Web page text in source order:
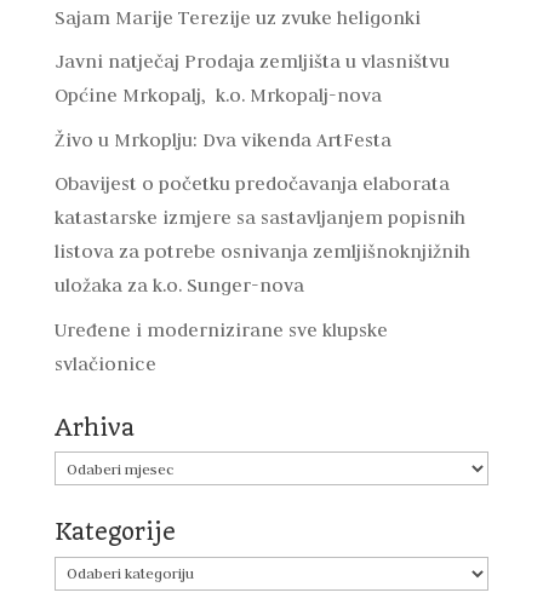
Sajam Marije Terezije uz zvuke heligonki
Javni natječaj Prodaja zemljišta u vlasništvu
Općine Mrkopalj, k.o. Mrkopalj-nova
Živo u Mrkoplju: Dva vikenda ArtFesta
Obavijest o početku predočavanja elaborata
katastarske izmjere sa sastavljanjem popisnih
listova za potrebe osnivanja zemljišnoknjižnih
uložaka za k.o. Sunger-nova
Uređene i modernizirane sve klupske
svlačionice
Arhiva
Arhiva
Kategorije
Kategorije